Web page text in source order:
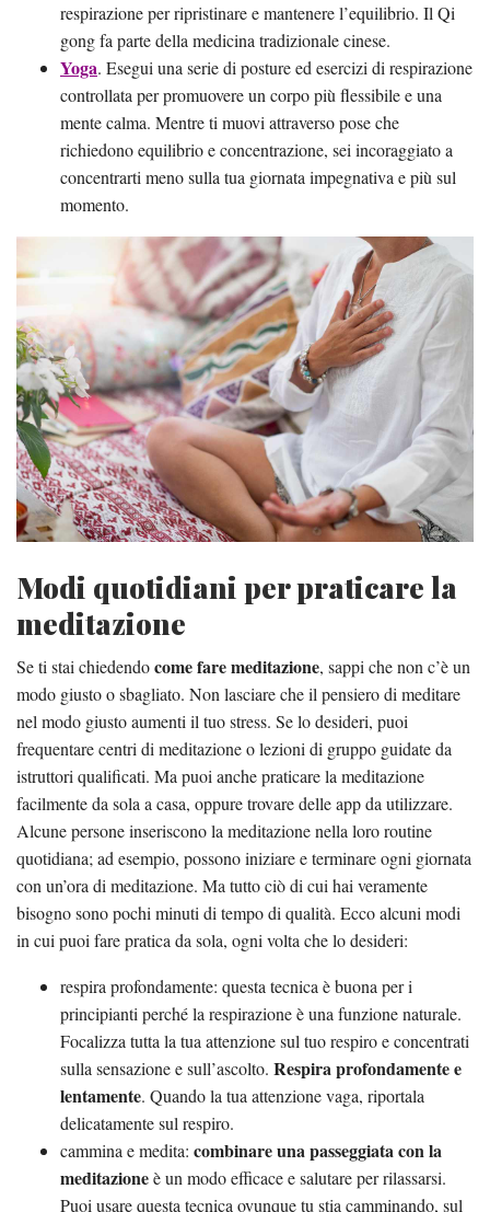
respirazione per ripristinare e mantenere l’equilibrio. Il Qi
gong fa parte della medicina tradizionale cinese.
Yoga. Esegui una serie di posture ed esercizi di respirazione
controllata per promuovere un corpo più flessibile e una
mente calma. Mentre ti muovi attraverso pose che
richiedono equilibrio e concentrazione, sei incoraggiato a
concentrarti meno sulla tua giornata impegnativa e più sul
momento.
Modi quotidiani per praticare la
meditazione
Se ti stai chiedendocome fare meditazione, sappi che non c’è un
modo giusto o sbagliato. Non lasciare che il pensiero di meditare
nel modo giusto aumenti il ​​tuo stress. Se lo desideri, puoi
frequentare centri di meditazione o lezioni di gruppo guidate da
istruttori qualificati. Ma puoi anche praticare la meditazione
facilmente da sola a casa, oppure trovare delle app da utilizzare.
Alcune persone inseriscono la meditazione nella loro routine
quotidiana; ad esempio, possono iniziare e terminare ogni giornata
con un’ora di meditazione. Ma tutto ciò di cui hai veramente
bisogno sono pochi minuti di tempo di qualità. Ecco alcuni modi
in cui puoi fare pratica da sola, ogni volta che lo desideri:
respira profondamente: questa tecnica è buona per i
principianti perché la respirazione è una funzione naturale.
Focalizza tutta la tua attenzione sul tuo respiro e concentrati
sulla sensazione e sull’ascolto. Respira profondamente e
lentamente. Quando la tua attenzione vaga, riportala
delicatamente sul respiro.
cammina e medita: combinare una passeggiata con la
meditazioneè un modo efficace e salutare per rilassarsi.
Puoi usare questa tecnica ovunque tu stia camminando, sul